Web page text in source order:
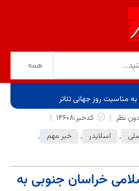
مناسبت روز جهانی تئاتر
نظر
کدخبر:14608
, اسلایدر , خبر مهم ,
خراسان جنوبی به